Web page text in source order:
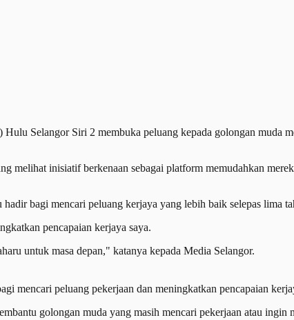
Selangor Siri 2 membuka peluang kepada golongan muda
melihat inisiatif berkenaan sebagai platform memudahkan
bagi mencari peluang kerjaya yang lebih baik selepas lima
pencapaian kerjaya saya.
untuk masa depan," katanya kepada Media Selangor.
mencari peluang pekerjaan dan meningkatkan pencapaian
golongan muda yang masih mencari pekerjaan atau ingin